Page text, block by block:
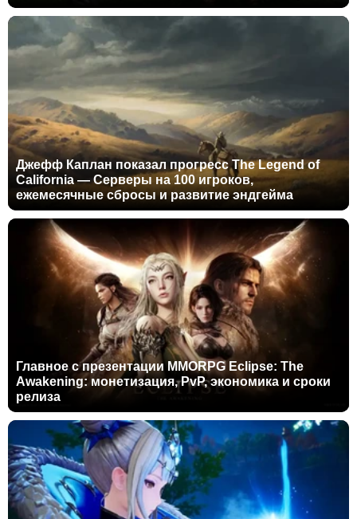
Джефф Каплан показал прогресс The Legend of
California — Серверы на 100 игроков,
ежемесячные сбросы и развитие эндгейма
Главное с презентации MMORPG Eclipse: The
Awakening: монетизация, PvP, экономика и сроки
релиза